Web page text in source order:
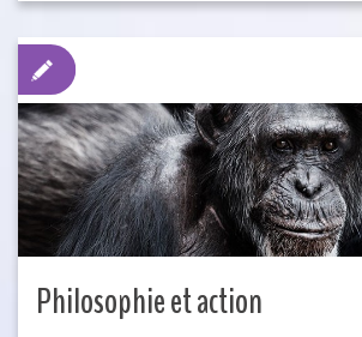
Philosophie et action